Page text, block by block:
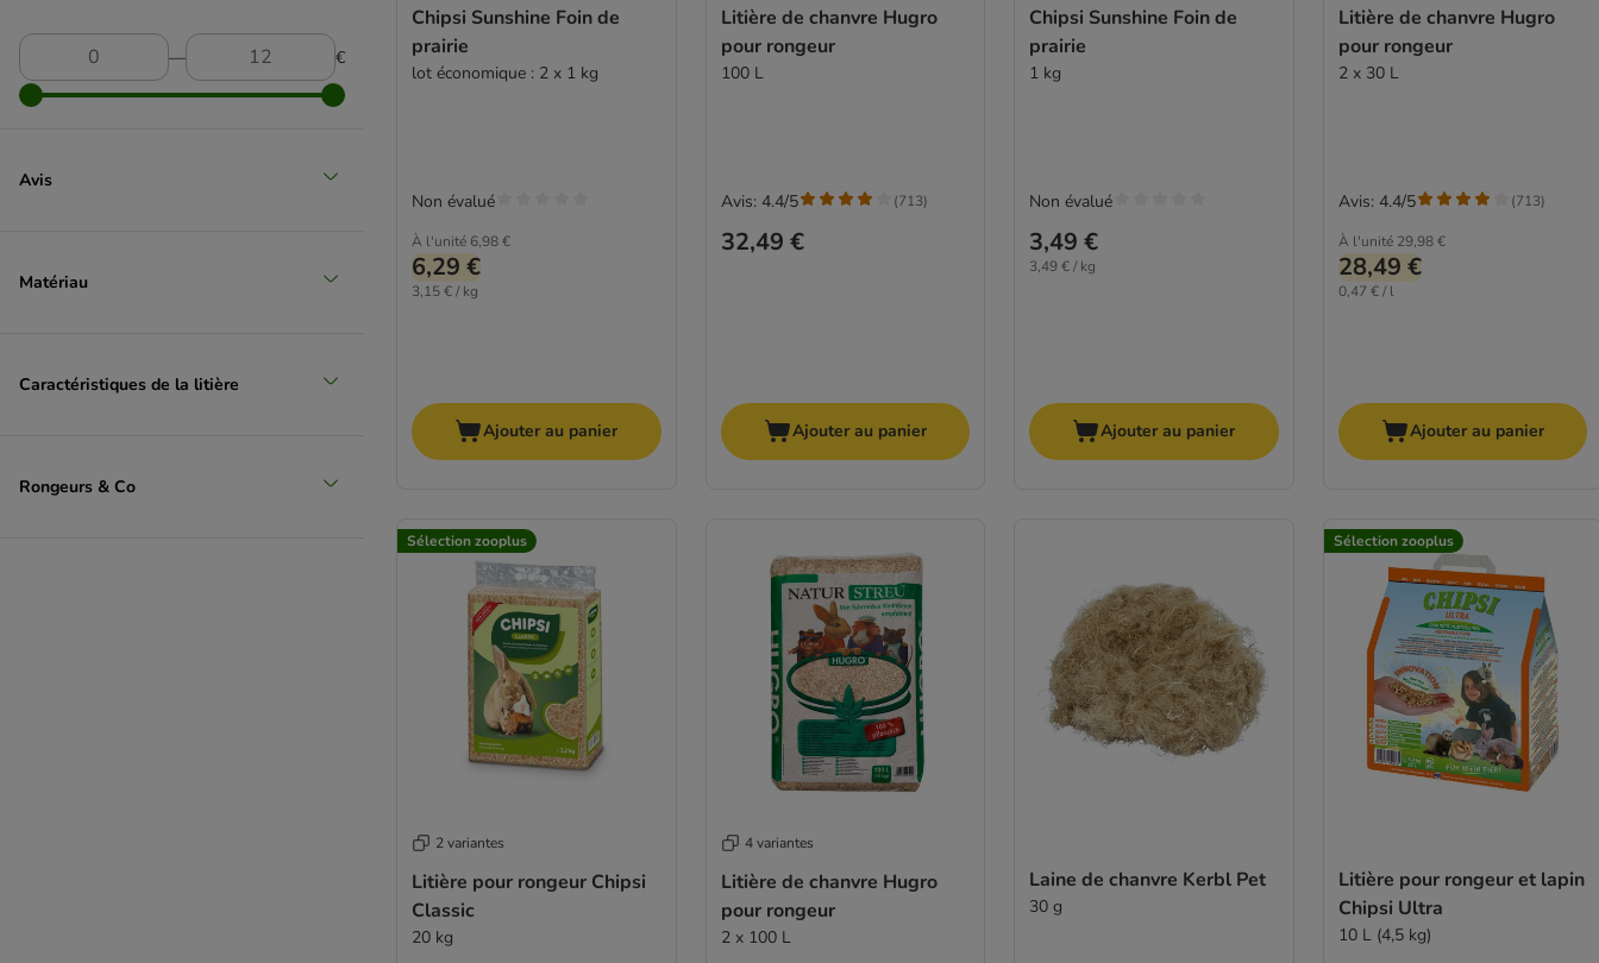
MiniHemp ― €
Avis
Matériau
Caractéristiques de la litière
Rongeurs & Co
Chipsi Sunshine Foin de
prairie
lot économique : 2 x 1 kg
À l'unité 6,98 €
6,29 €
3,15 € / kg
Non évalué
Ajouter au panier
Litière de chanvre Hugro
pour rongeur
100 L
32,49 €
Avis: 4.4/5 (713)
Ajouter au panier
Chipsi Sunshine Foin de
prairie
1 kg
3,49 €
3,49 € / kg
Non évalué
Ajouter au panier
Litière de chanvre Hugro
pour rongeur
2 x 30 L
À l'unité 29,98 €
28,49 €
0,47 € / l
Avis: 4.4/5 (713)
Ajouter au panier
Sélection zooplus
2 variantes
Litière pour rongeur Chipsi
Classic
20 kg
4 variantes
Litière de chanvre Hugro
pour rongeur
2 x 100 L
Laine de chanvre Kerbl Pet
30 g
Sélection zooplus
Litière pour rongeur et lapin
Chipsi Ultra
10 L (4,5 kg)